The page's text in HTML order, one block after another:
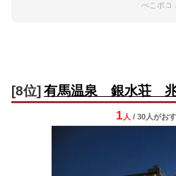
ぺこポコ
[8位] 有馬温泉 銀水荘
1 人 / 30人がお